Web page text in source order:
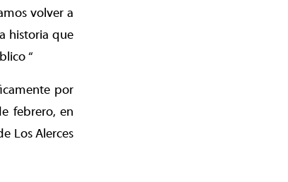
volver a
historia que
“
por
febrero, en
Los Alerces